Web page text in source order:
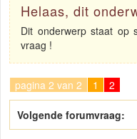
Helaas, dit
Dit onderwerp staat op
vraag !
pagina 2 van 2 1 2
Volgende forumvraag: